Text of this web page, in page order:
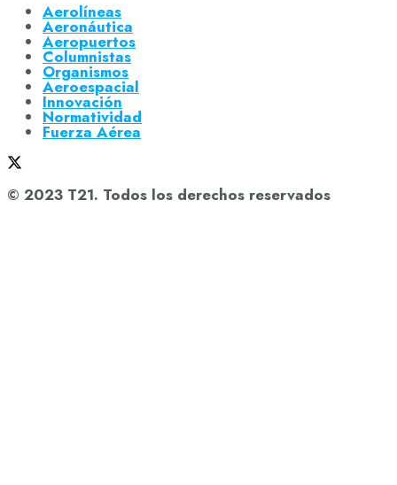
Aerolíneas
Aeronáutica
Aeropuertos
Columnistas
Organismos
Aeroespacial
Innovación
Normatividad
Fuerza Aérea
© 2023 T21. Todos los derechos reservados